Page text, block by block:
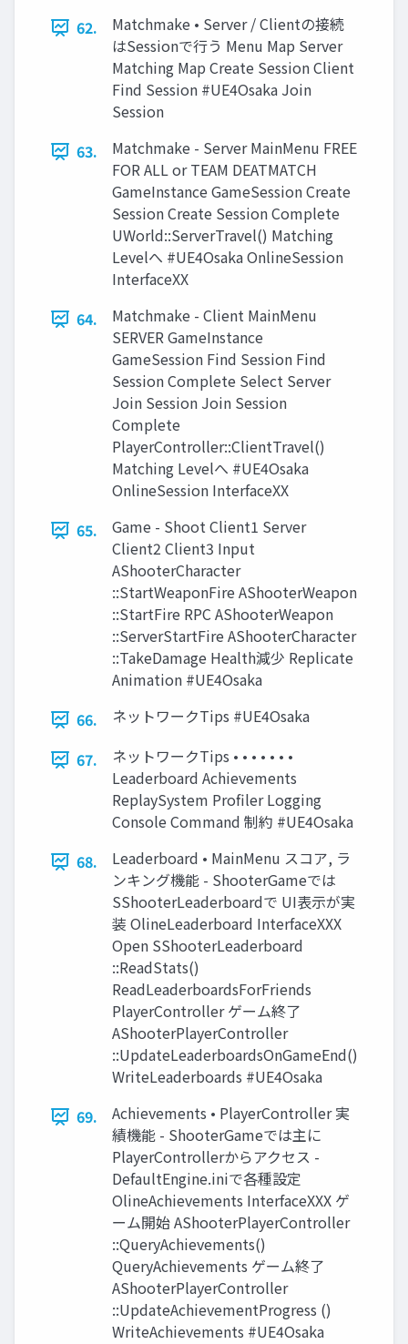
62.
Matchmake • Server / Clientの接続
はSessionで行う Menu Map Server
Matching Map Create Session Client
Find Session #UE4Osaka Join
Session
63.
Matchmake - Server MainMenu FREE
FOR ALL or TEAM DEATMATCH
GameInstance GameSession Create
Session Create Session Complete
UWorld::ServerTravel() Matching
Levelへ #UE4Osaka OnlineSession
InterfaceXX
64.
Matchmake - Client MainMenu
SERVER GameInstance
GameSession Find Session Find
Session Complete Select Server
Join Session Join Session
Complete
PlayerController::ClientTravel()
Matching Levelへ #UE4Osaka
OnlineSession InterfaceXX
65.
Game - Shoot Client1 Server
Client2 Client3 Input
AShooterCharacter
::StartWeaponFire AShooterWeapon
::StartFire RPC AShooterWeapon
::ServerStartFire AShooterCharacter
::TakeDamage Health減少 Replicate
Animation #UE4Osaka
66.
ネットワークTips #UE4Osaka
67.
ネットワークTips • • • • • • •
Leaderboard Achievements
ReplaySystem Profiler Logging
Console Command 制約 #UE4Osaka
68.
Leaderboard • MainMenu スコア, ラ
ンキング機能 - ShooterGameでは
SShooterLeaderboardで UI表示が実
装 OlineLeaderboard InterfaceXXX
Open SShooterLeaderboard
::ReadStats()
ReadLeaderboardsForFriends
PlayerController ゲーム終了
AShooterPlayerController
::UpdateLeaderboardsOnGameEnd()
WriteLeaderboards #UE4Osaka
69.
Achievements • PlayerController 実
績機能 - ShooterGameでは主に
PlayerControllerからアクセス -
DefaultEngine.iniで各種設定
OlineAchievements InterfaceXXX ゲ
ーム開始 AShooterPlayerController
::QueryAchievements()
QueryAchievements ゲーム終了
AShooterPlayerController
::UpdateAchievementProgress ()
WriteAchievements #UE4Osaka